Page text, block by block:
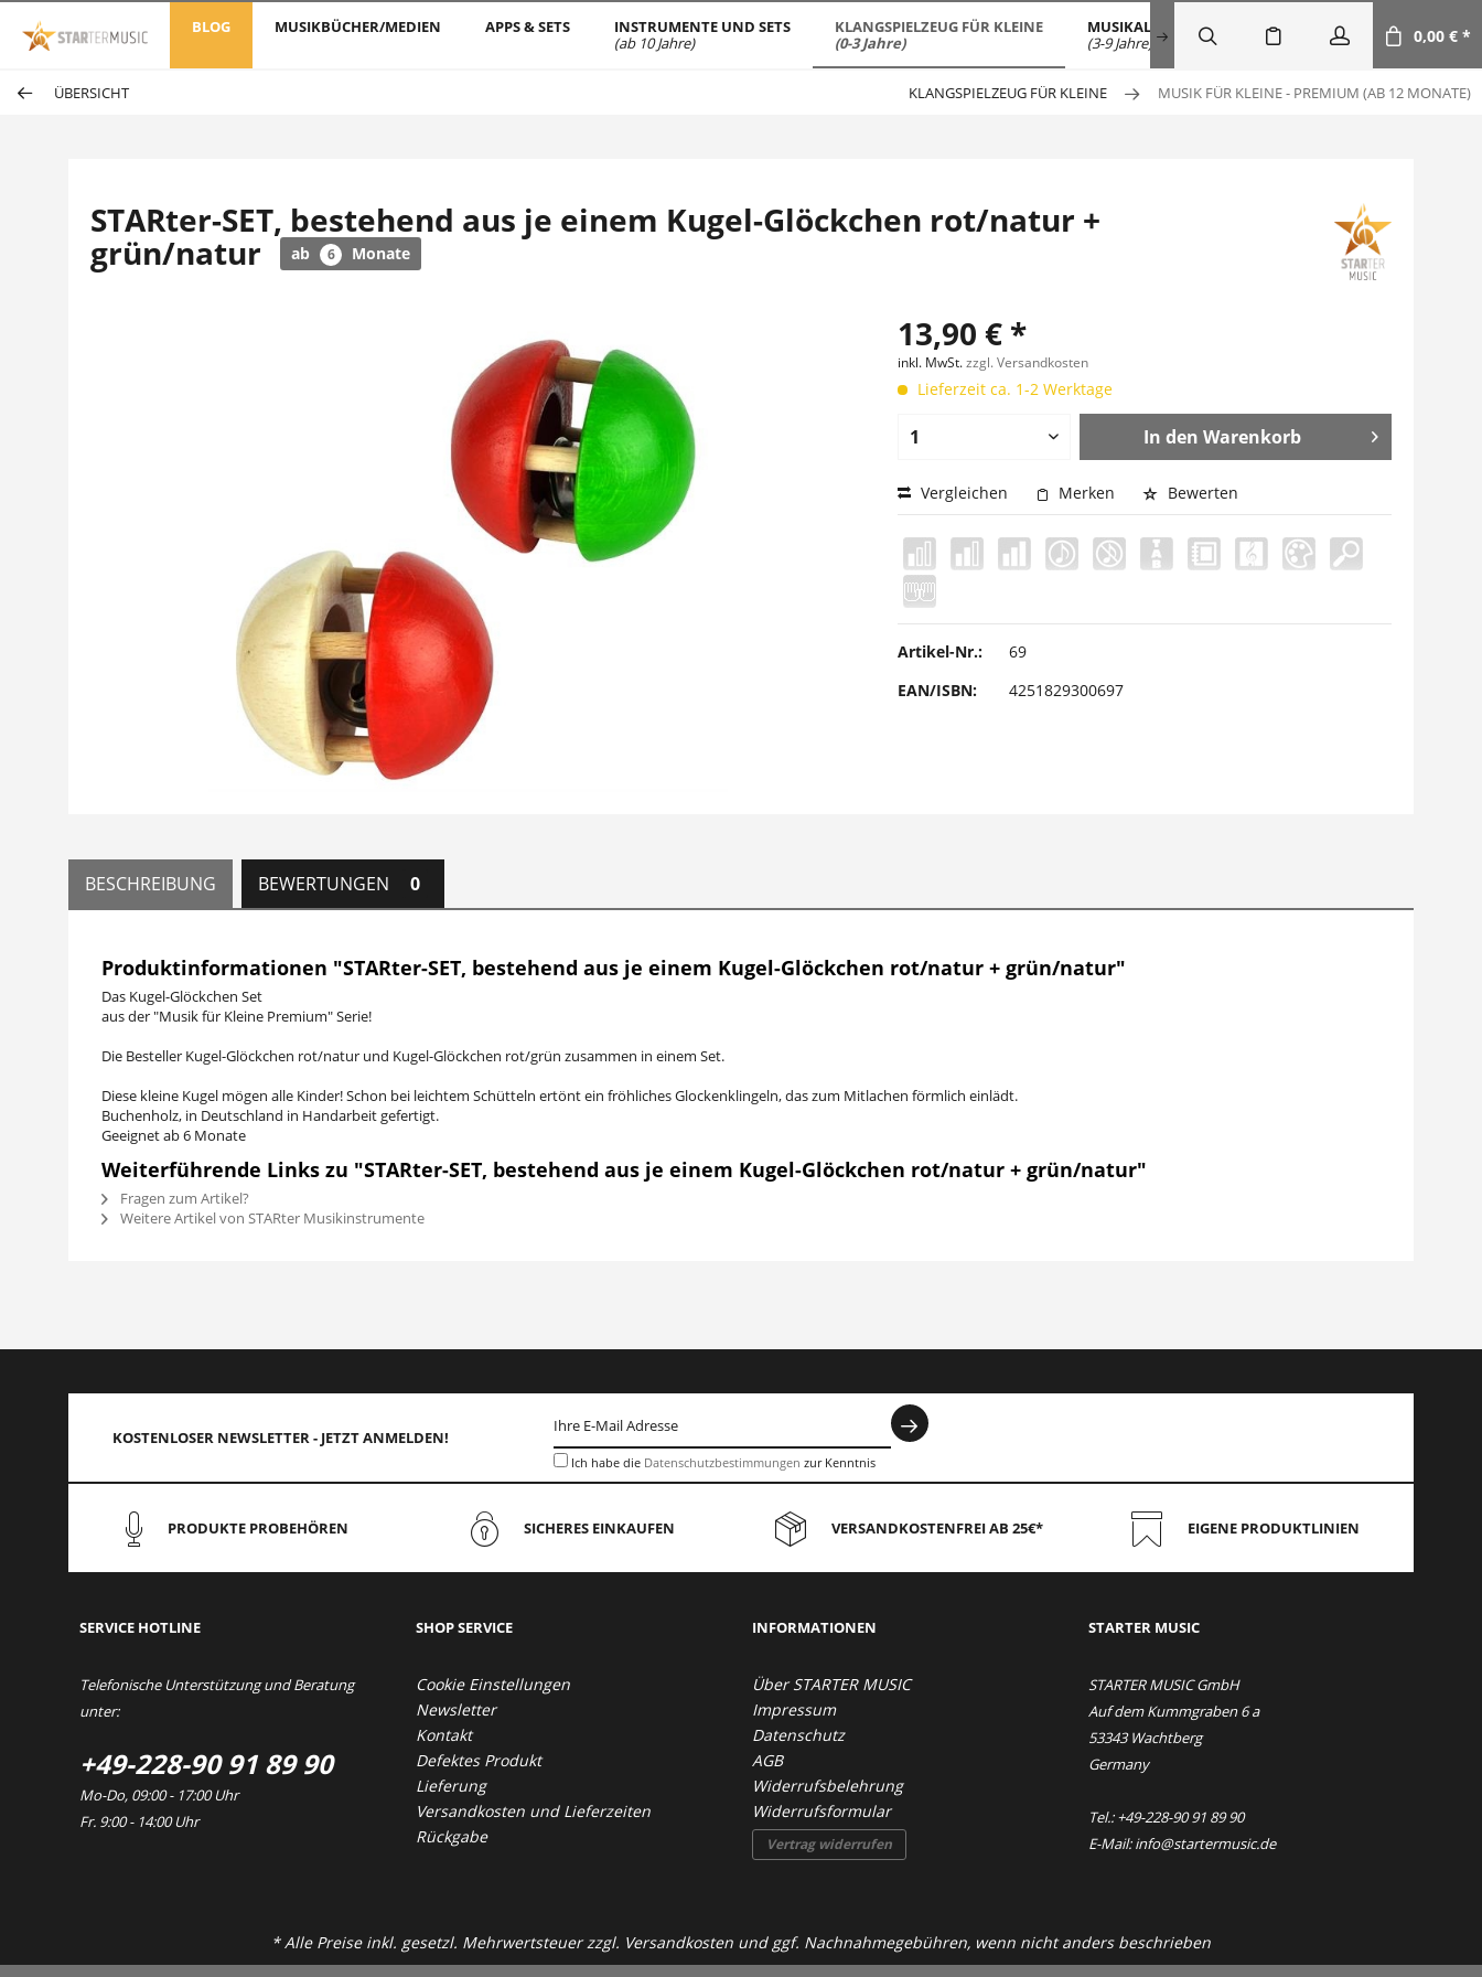
BLOG MUSIKBÜCHER/MEDIEN APPS & SETS
INSTRUMENTE UND SETS
(ab 10 Jahre)
KLANGSPIELZEUG FÜR KLEINE
(0-3 Jahre)
MUSIKALISCHE FRÜHERZIEHUNG
(3-9 Jahre)
SALE 0,00 € *
ÜBERSICHT KLANGSPIELZEUG FÜR KLEINE MUSIK FÜR KLEINE - PREMIUM (AB 12 MONATE)
STARter-SET, bestehend aus je einem Kugel-Glöckchen rot/natur +
grün/natur ab 6 Monate
13,90 € *
inkl. MwSt.zzgl. Versandkosten
Lieferzeit ca. 1-2 Werktage
In den Warenkorb
Vergleichen Merken Bewerten
Artikel-Nr.:
69
EAN/ISBN:
4251829300697
BESCHREIBUNG BEWERTUNGEN 0
Produktinformationen "STARter-SET, bestehend aus je einem Kugel-Glöckchen rot/natur + grün/natur"
Das Kugel-Glöckchen Set
aus der "Musik für Kleine Premium" Serie!
Die Besteller Kugel-Glöckchen rot/natur und Kugel-Glöckchen rot/grün zusammen in einem Set.
Diese kleine Kugel mögen alle Kinder! Schon bei leichtem Schütteln ertönt ein fröhliches Glockenklingeln, das zum Mitlachen förmlich einlädt.
Buchenholz, in Deutschland in Handarbeit gefertigt.
Geeignet ab 6 Monate
Weiterführende Links zu "STARter-SET, bestehend aus je einem Kugel-Glöckchen rot/natur + grün/natur"
Fragen zum Artikel?
Weitere Artikel von STARter Musikinstrumente
KOSTENLOSER NEWSLETTER - JETZT ANMELDEN!
Ich habe die Datenschutzbestimmungen zur Kenntnis
PRODUKTE PROBEHÖREN SICHERES EINKAUFEN VERSANDKOSTENFREI AB 25€* EIGENE PRODUKTLINIEN
SERVICE HOTLINE
Telefonische Unterstützung und Beratung
unter:
+49-228-90 91 89 90
Mo-Do, 09:00 - 17:00 Uhr
Fr. 9:00 - 14:00 Uhr
SHOP SERVICE
Cookie Einstellungen
Newsletter
Kontakt
Defektes Produkt
Lieferung
Versandkosten und Lieferzeiten
Rückgabe
INFORMATIONEN
Über STARTER MUSIC
Impressum
Datenschutz
AGB
Widerrufsbelehrung
Widerrufsformular
Vertrag widerrufen
STARTER MUSIC
STARTER MUSIC GmbH
Auf dem Kummgraben 6 a
53343 Wachtberg
Germany
Tel.: +49-228-90 91 89 90
E-Mail: info@startermusic.de
* Alle Preise inkl. gesetzl. Mehrwertsteuer zzgl. Versandkosten und ggf. Nachnahmegebühren, wenn nicht anders beschrieben